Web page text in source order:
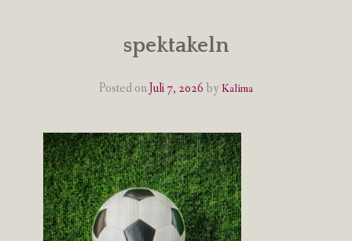
IMPRESSUM & DATENSCHUTZ
spektakeln
Posted onJuli 7, 2026 by Kalima